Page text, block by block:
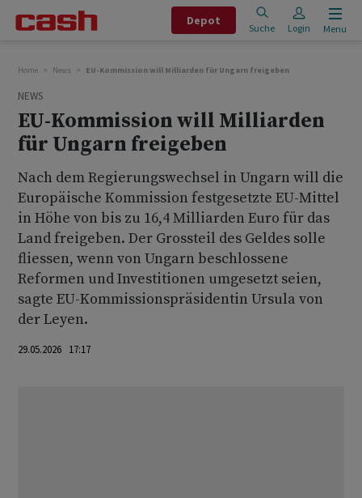
Depot
Suche Login Menu
Home News EU-Kommission will Milliarden für Ungarn freigeben
NEWS
EU-Kommission will Milliarden
für Ungarn freigeben
Nach dem Regierungswechsel in Ungarn will die
Europäische Kommission festgesetzte EU-Mittel
in Höhe von bis zu 16,4 Milliarden Euro für das
Land freigeben. Der Grossteil des Geldes solle
fliessen, wenn von Ungarn beschlossene
Reformen und Investitionen umgesetzt seien,
sagte EU-Kommissionspräsidentin Ursula von
der Leyen.
29.05.2026 17:17